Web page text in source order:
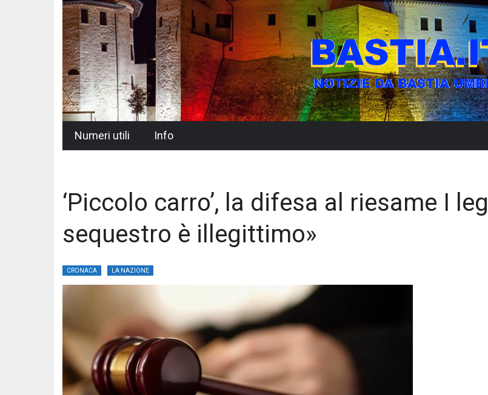
Numeri utili Info
‘Piccolo carro’, la difesa al riesame I
sequestro è illegittimo»
CRONACA LA NAZIONE